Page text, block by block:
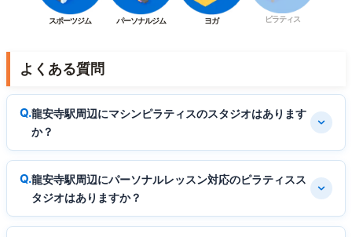
スポーツジム パーソナルジム ヨガ ピラティス
よくある質問
龍安寺駅周辺にマシンピラティスのスタジオはあります
か？
龍安寺駅周辺にパーソナルレッスン対応のピラティスス
タジオはありますか？